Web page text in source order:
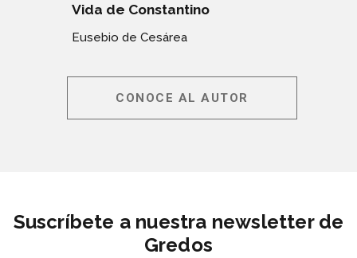
Vida de Constantino
Eusebio de Cesárea
CONOCE AL AUTOR
Suscríbete a nuestra newsletter de
Gredos